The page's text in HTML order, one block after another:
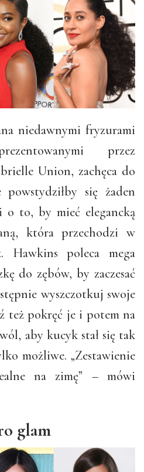
niedawnymi fryzurami
przez
Union, zachęca do
się żaden
to, by mieć elegancką
która przechodzi w
Hawkins poleca mega
do zębów, by zaczesać
wyszczotkuj swoje
też pokręć je i potem na
aby kucyk stał się tak
możliwe. „Zestawienie
na zimę” – mówi
glam